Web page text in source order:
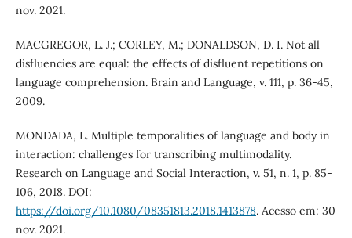
nov. 2021.
MACGREGOR, L. J.; CORLEY, M.; DONALDSON, D. I. Not all
disfluencies are equal: the effects of disfluent repetitions on
language comprehension. Brain and Language, v. 111, p. 36-45,
2009.
MONDADA, L. Multiple temporalities of language and body in
interaction: challenges for transcribing multimodality.
Research on Language and Social Interaction, v. 51, n. 1, p. 85-
106, 2018. DOI:
https://doi.org/10.1080/08351813.2018.1413878. Acesso em: 30
nov. 2021.